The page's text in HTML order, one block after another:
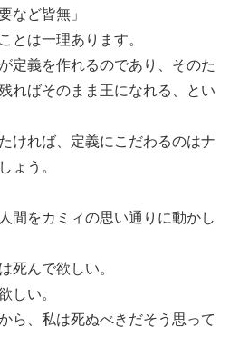
など皆無」
とは一理あります。
定義を作れるのであり、そのた
ればそのまま王になれる、とい
ければ、定義にこだわるのはナ
ょう。
間をカミィの思い通りに動かし
死んで欲しい。
しい。
ら、私は死ぬべきだそう思って